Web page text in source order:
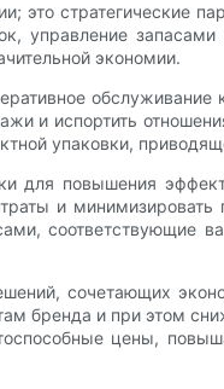
стратегические
управление
экономии.
и испортить
упаковки,
для повышения
и
сочетающих
бренда и при этом
цены,